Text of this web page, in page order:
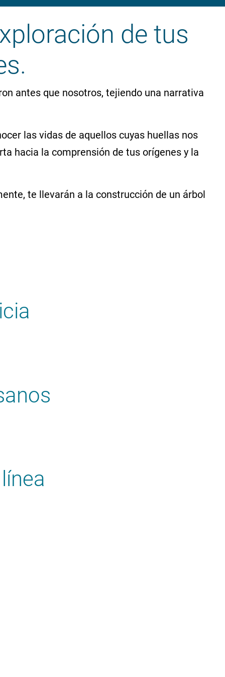
de tus
antes que nosotros, tejiendo una narrativa
las vidas de aquellos cuyas huellas nos
hacia la comprensión de tus orígenes y la
te llevarán a la construcción de un árbol